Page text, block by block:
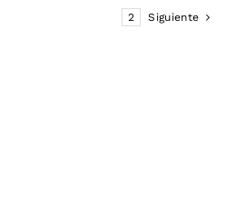
2 Siguiente